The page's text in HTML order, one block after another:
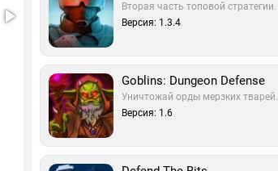
Вторая часть топовой стратегии.
Версия: 1.3.4
Goblins: Dungeon Defense
Уничтожай орды мерзких тварей.
Версия: 1.6